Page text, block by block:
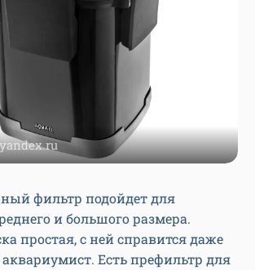
фильтр подойдет для
и большого размера.
простая, с ней справится даже
Есть префильтр для